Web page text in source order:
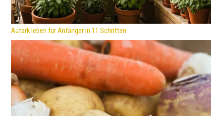
Autark leben für Anfänger in 11 Schritten